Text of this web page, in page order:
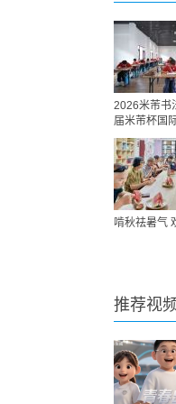
2026米芾书
届米芾杯国
啃秋祛暑气
推荐视